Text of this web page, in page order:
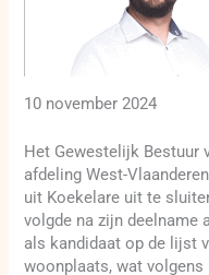
10 november 2024
Het Gewestelijk Bestuur
afdeling West-
uit Koekelare uit te
volgde na zijn deelname
als kandidaat op de lijst
woonplaats, wat